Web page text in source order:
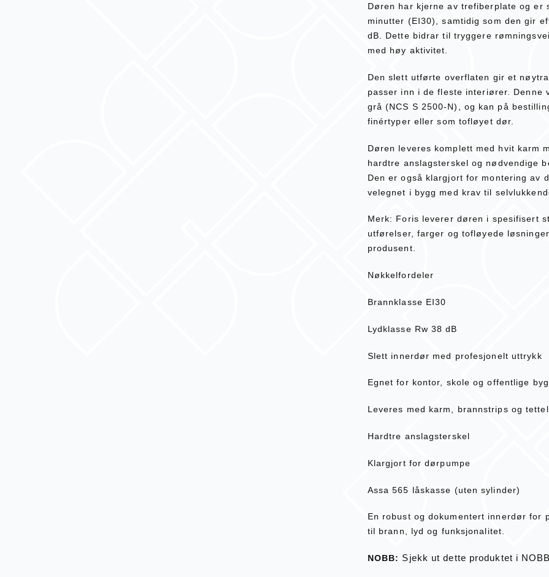
Døren har kjerne av trefiberplate og
minutter (EI30), samtidig som den gir
dB. Dette bidrar til tryggere
med høy aktivitet.
Den slett utførte overflaten gir et
passer inn i de fleste interiører.
grå (NCS S 2500-N), og kan på
finértyper eller som tofløyet dør.
Døren leveres komplett med hvit karm
hardtre anslagsterskel og nødvendige
Den er også klargjort for montering av
velegnet i bygg med krav til
Merk: Foris leverer døren i spesifisert
utførelser, farger og tofløyede
produsent.
Nøkkelfordeler
Brannklasse EI30
Lydklasse Rw 38 dB
Slett innerdør med profesjonelt uttrykk
Egnet for kontor, skole og offentlige
Leveres med karm, brannstrips og
Hardtre anslagsterskel
Klargjort for dørpumpe
Assa 565 låskasse (uten sylinder)
En robust og dokumentert innerdør for
til brann, lyd og funksjonalitet.
NOBB: Sjekk ut dette produktet i